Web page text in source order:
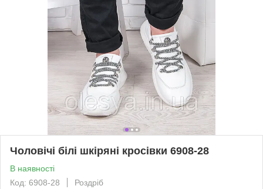
Чоловічі білі шкіряні кросівки 6908-28
В наявності
Код: 6908-28
Роздріб